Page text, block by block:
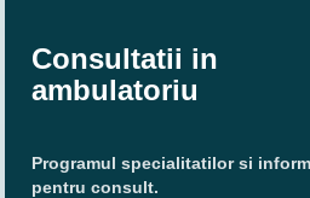
Consultatii in
ambulatoriu
Programul specialitatilor si
pentru consult.